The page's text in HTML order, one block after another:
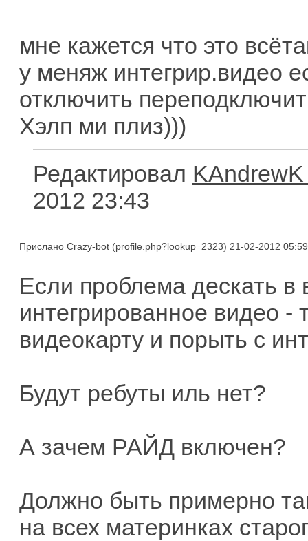
мне кажется что это
у меняж интегрир.видео
отключить
Хэлп ми плиз)))
Редактировал KAndrewK
2012 23:43
Прислано Crazy-bot 21-02-2012 05:59
Если проблема дескать в
интегрированное видео
видеокарту и порыть с
Будут ребуты иль нет?
А зачем РАЙД включен?
Должно быть примерно
на всех материнках